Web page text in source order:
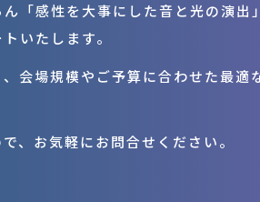
「感性を大事にした音と光の演出
いたします。
会場規模やご予算に合わせた最適
、お気軽にお問合せください。